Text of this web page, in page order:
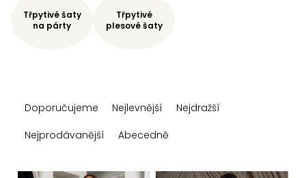
Třpytivé šaty
na párty
Třpytivé
plesové šaty
aDoporučujeme Nejlevnější
Nejdražší
Nejprodávanější
Abecedně